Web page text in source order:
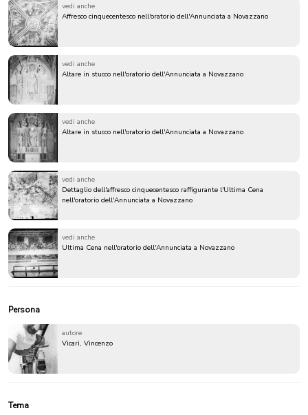
vedi anche
Affresco cinquecentesco nell'oratorio dell'Annunciata a Novazzano
vedi anche
Altare in stucco nell'oratorio dell'Annunciata a Novazzano
vedi anche
Altare in stucco nell'oratorio dell'Annunciata a Novazzano
vedi anche
Dettaglio dell'affresco cinquecentesco raffigurante l'Ultima Cena
nell'oratorio dell'Annunciata a Novazzano
vedi anche
Ultima Cena nell'oratorio dell'Annunciata a Novazzano
Persona
autore
Vicari, Vincenzo
Tema